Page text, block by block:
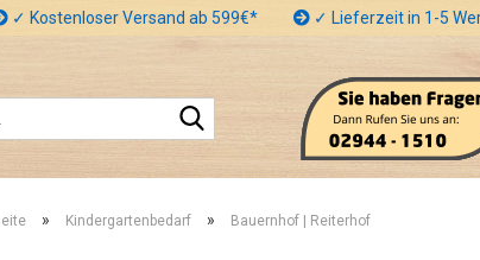
✓ Kostenloser Versand ab 599€* ✓ Lieferzeit in 1-5
» Kindergartenbedarf » Bauernhof | Reiterhof